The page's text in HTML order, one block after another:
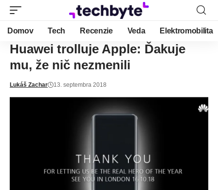
Domov Tech Recenzie Veda Elektromobilita
Huawei trolluje Apple: Ďakuje
mu, že nič nezmenili
Lukáš Zachar 13. septembra 2018